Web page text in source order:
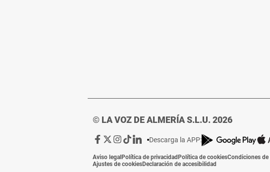
© LA VOZ DE ALMERÍA S.L.U. 2026
Ir
Facebook
Ir
X
Ir
Instagram
Ir
TikTok
Ir
Linkedin
Descarga la APP:
Aviso legalPolítica de privacidadPolítica de cookiesCondiciones
Ajustes de cookiesDeclaración de accesibilidad